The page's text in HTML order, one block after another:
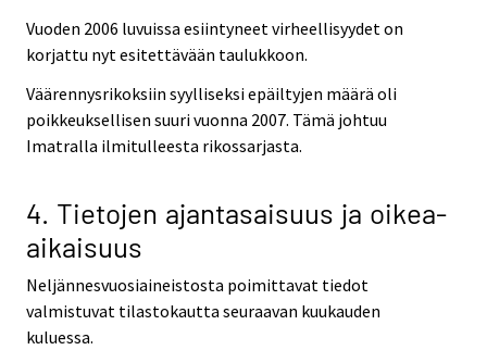
Vuoden 2006 luvuissa esiintyneet virheellisyydet on
korjattu nyt esitettävään taulukkoon.
Väärennysrikoksiin syylliseksi epäiltyjen määrä oli
poikkeuksellisen suuri vuonna 2007. Tämä johtuu
Imatralla ilmitulleesta rikossarjasta.
4. Tietojen ajantasaisuus ja oikea-
aikaisuus
Neljännesvuosiaineistosta poimittavat tiedot
valmistuvat tilastokautta seuraavan kuukauden
kuluessa.